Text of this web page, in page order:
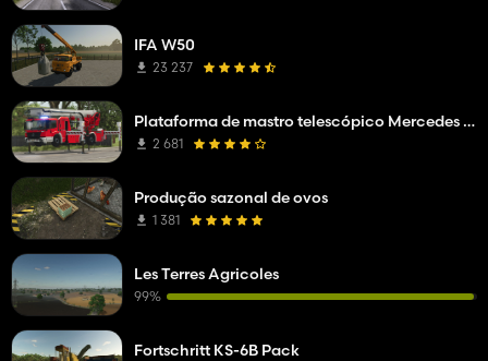
IFA W50
23 237
Plataforma de mastro telescópico Mercedes Benz Econic WISS
2 681
Produção sazonal de ovos
1 381
Les Terres Agricoles
99%
Fortschritt KS-6B Pack